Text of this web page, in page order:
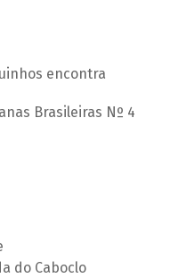
encontra
Brasileiras Nº 4
do Caboclo